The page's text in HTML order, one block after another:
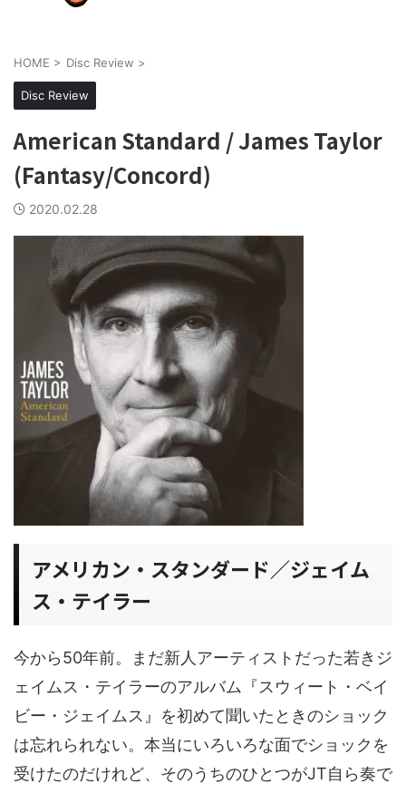
HOME > Disc Review >
Disc Review
American Standard / James Taylor
(Fantasy/Concord)
2020.02.28
アメリカン・スタンダード／ジェイム
ス・テイラー
今から50年前。まだ新人アーティストだった若きジ
ェイムス・テイラーのアルバム『スウィート・ベイ
ビー・ジェイムス』を初めて聞いたときのショック
は忘れられない。本当にいろいろな面でショックを
受けたのだけれど、そのうちのひとつがJT自ら奏で